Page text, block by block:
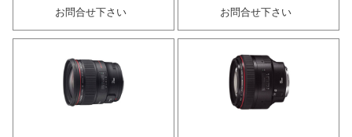
お問合せ下さい
お問合せ下さい